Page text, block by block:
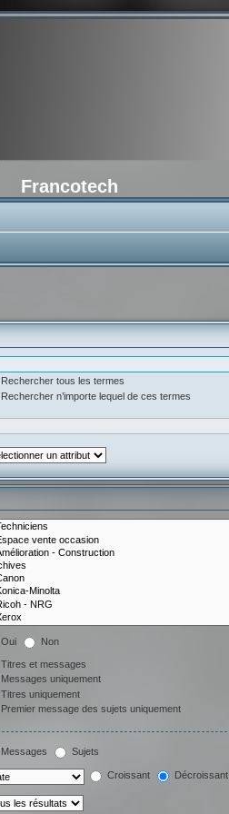
Francotech
Rechercher tous les termes
Rechercher n’importe lequel de ces termes
Oui Non
Titres et messages
Messages uniquement
Titres uniquement
Premier message des sujets uniquement
Messages Sujets
Croissant Décroissant